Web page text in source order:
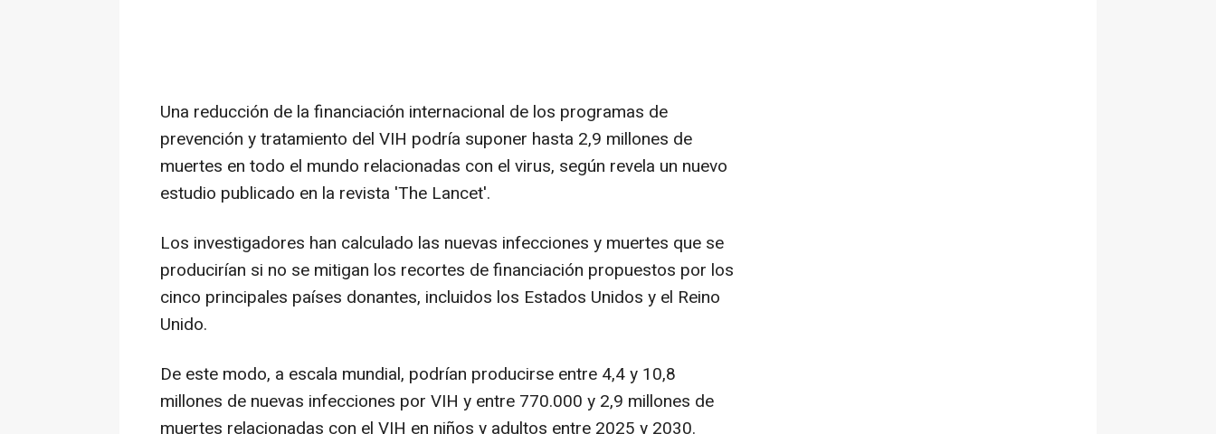
Una reducción de la financiación internacional de los programas de
prevención y tratamiento del VIH podría suponer hasta 2,9 millones de
muertes en todo el mundo relacionadas con el virus, según revela un nuevo
estudio publicado en la revista 'The Lancet'.
Los investigadores han calculado las nuevas infecciones y muertes que se
producirían si no se mitigan los recortes de financiación propuestos por los
cinco principales países donantes, incluidos los Estados Unidos y el Reino
Unido.
De este modo, a escala mundial, podrían producirse entre 4,4 y 10,8
millones de nuevas infecciones por VIH y entre 770.000 y 2,9 millones de
muertes relacionadas con el VIH en niños y adultos entre 2025 y 2030.